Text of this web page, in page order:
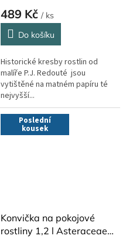
489 Kč / ks
Do košíku
Historické kresby rostlin od
malíře P.J. Redouté jsou
vytištěné na matném papíru té
nejvyšší...
Poslední
kousek
Konvička na pokojové
rostliny 1,2 l Asteraceae